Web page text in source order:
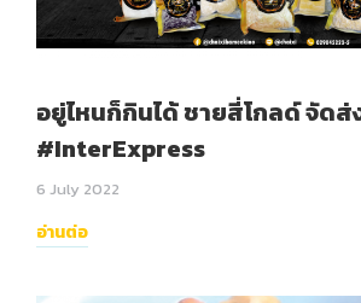
อยู่ไหนก็กินได้ ชายสี่โกลด์ จัดส่
#InterExpress
6 July 2022
อ่านต่อ